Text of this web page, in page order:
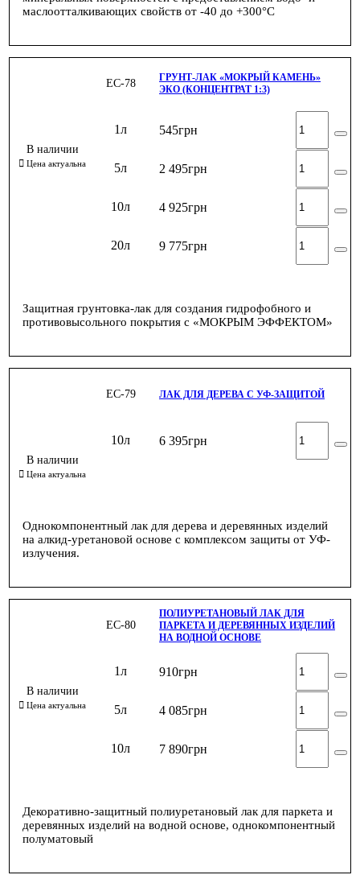
маслоотталкивающих свойств от -40 до +300°С
ЕС-78
ГРУНТ-ЛАК «МОКРЫЙ КАМЕНЬ»
ЭКО (КОНЦЕНТРАТ 1:3)
1л 545грн
5л 2 495грн
10л 4 925грн
20л 9 775грн
Защитная грунтовка-лак для создания гидрофобного и
противовысольного покрытия с «МОКРЫМ ЭФФЕКТОМ»
ЕС-79 ЛАК ДЛЯ ДЕРЕВА С УФ-ЗАЩИТОЙ
10л 6 395грн
Однокомпонентный лак для дерева и деревянных изделий
на алкид-уретановой основе с комплексом защиты от УФ-
излучения.
ЕС-80
ПОЛИУРЕТАНОВЫЙ ЛАК ДЛЯ
ПАРКЕТА И ДЕРЕВЯННЫХ ИЗДЕЛИЙ
НА ВОДНОЙ ОСНОВЕ
1л 910грн
5л 4 085грн
10л 7 890грн
Декоративно-защитный полиуретановый лак для паркета и
деревянных изделий на водной основе, однокомпонентный
полуматовый